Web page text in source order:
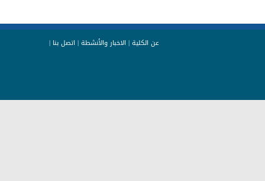
عن الكلية|الاخبار والأنشطة|اتصل بنا|